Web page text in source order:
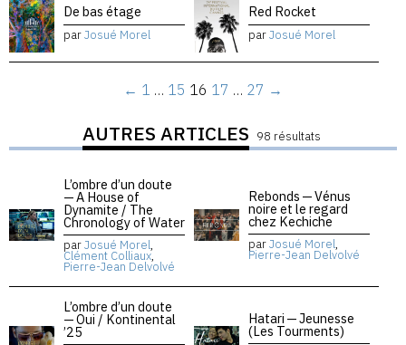
De bas étage
parJosué Morel
Red Rocket
parJosué Morel
← 1 … 15 16 17 … 27 →
AUTRES ARTICLES 98 résultats
L’ombre d’un doute
— A House of
Dynamite / The
Chronology of Water
parJosué Morel,
Clément Colliaux,
Pierre-Jean Delvolvé
Rebonds — Vénus
noire et le regard
chez Kechiche
parJosué Morel,
Pierre-Jean Delvolvé
L’ombre d’un doute
— Oui / Kontinental
’25
Hatari — Jeunesse
(Les Tourments)